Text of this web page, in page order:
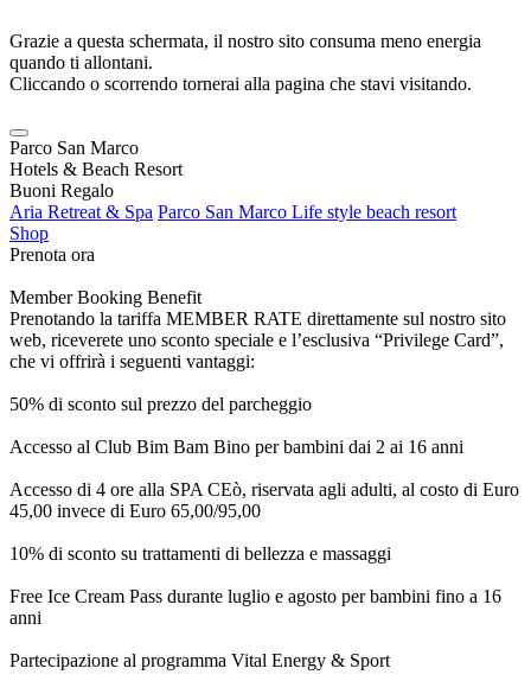
Grazie a questa schermata, il nostro sito consuma meno energia
quando ti allontani.
Cliccando o scorrendo tornerai alla pagina che stavi visitando.
Parco San Marco
Hotels & Beach Resort
Buoni Regalo
Aria Retreat & Spa Parco San Marco Life style beach resort
Shop
Prenota ora
Member Booking Benefit
Prenotando la tariffa MEMBER RATE direttamente sul nostro sito
web, riceverete uno sconto speciale e l’esclusiva “Privilege Card”,
che vi offrirà i seguenti vantaggi:
50% di sconto sul prezzo del parcheggio
Accesso al Club Bim Bam Bino per bambini dai 2 ai 16 anni
Accesso di 4 ore alla SPA CEò, riservata agli adulti, al costo di Euro
45,00 invece di Euro 65,00/95,00
10% di sconto su trattamenti di bellezza e massaggi
Free Ice Cream Pass durante luglio e agosto per bambini fino a 16
anni
Partecipazione al programma Vital Energy & Sport